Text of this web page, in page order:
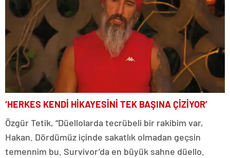
‘HERKES KENDİ HİKAYESİNİ TEK BAŞINA ÇİZİYOR’
Özgür Tetik, “Düellolarda tecrübeli bir rakibim var,
Hakan. Dördümüz içinde sakatlık olmadan geçsin
temennim bu. Survivor’da en büyük sahne düello.